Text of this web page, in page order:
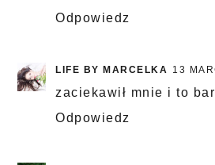
Odpowiedz
LIFE BY MARCELKA 13
zaciekawił mnie i to
Odpowiedz